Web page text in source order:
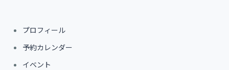
プロフィール
予約カレンダー
イベント